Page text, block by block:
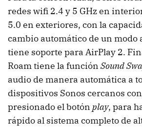
redes wifi 2.4 y 5 GHz en
5.0 en exteriores, con la
cambio automático de un modo
tiene soporte para AirPlay 2.
Roam tiene la función Sound
audio de manera automática a
dispositivos Sonos cercanos
presionado el botón play, para
rápido al sistema completo de